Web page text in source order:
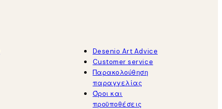
Desenio Art Advice
Customer service
Παρακολούθηση
παραγγελίας
Όροι και
προϋποθέσεις